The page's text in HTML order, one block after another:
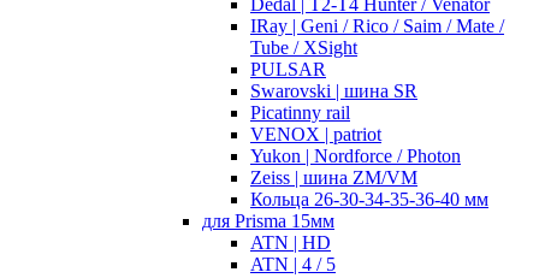
Dedal | T2-T4 Hunter / Venator
IRay | Geni / Rico / Saim / Mate /
Tube / XSight
PULSAR
Swarovski | шина SR
Picatinny rail
VENOX | patriot
Yukon | Nordforce / Photon
Zeiss | шина ZM/VM
Кольца 26-30-34-35-36-40 мм
для Prisma 15мм
ATN | HD
ATN | 4 / 5